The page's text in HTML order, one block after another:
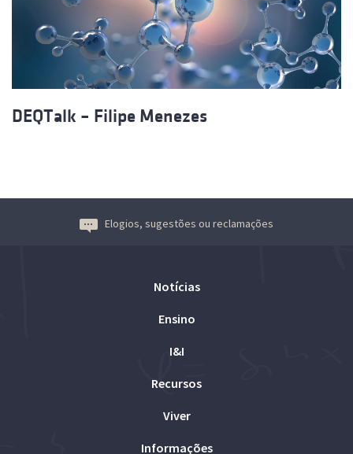
DEQTalk – Filipe Menezes
Elogios, sugestões ou reclamações
Notícias
Ensino
I&I
Recursos
Viver
Informações